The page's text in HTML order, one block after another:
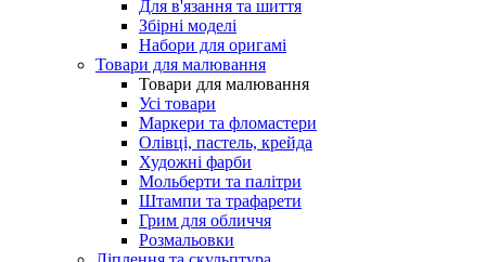
Для в'язання та шиття
Збірні моделі
Набори для оригамі
Товари для малювання
Товари для малювання
Усі товари
Маркери та фломастери
Олівці, пастель, крейда
Художні фарби
Мольберти та палітри
Штампи та трафарети
Грим для обличчя
Розмальовки